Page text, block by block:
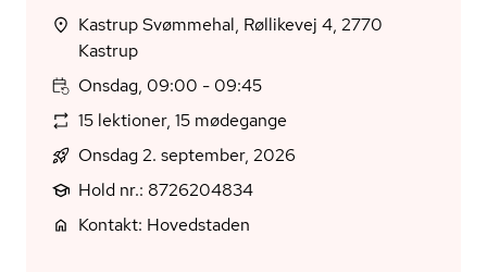
Kastrup Svømmehal, Røllikevej 4, 2770
Kastrup
Onsdag, 09:00 - 09:45
15 lektioner, 15 mødegange
Onsdag 2. september, 2026
Hold nr.: 8726204834
Kontakt: Hovedstaden